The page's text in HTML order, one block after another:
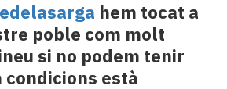
hem tocat a
poble com molt
si no podem tenir
està